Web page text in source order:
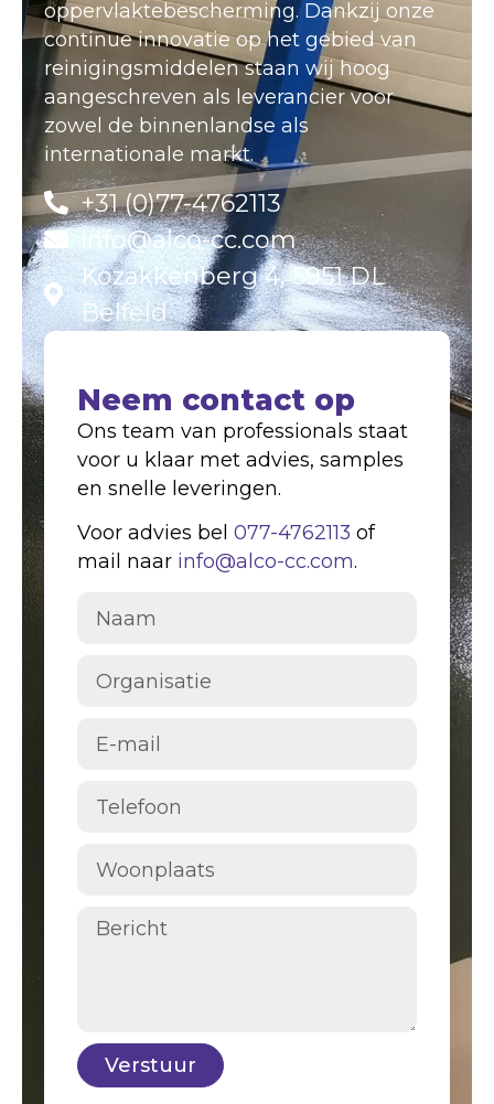
oppervlaktebescherming. Dankzij onze
continue innovatie op het gebied van
reinigingsmiddelen staan wij hoog
aangeschreven als leverancier voor
zowel de binnenlandse als
internationale markt.
+31 (0)77-4762113
info@alco-cc.com
Kozakkenberg 4, 5951 DL
Belfeld
Neem contact op
Ons team van professionals staat
voor u klaar met advies, samples
en snelle leveringen.
Voor advies bel 077-4762113 of
mail naar info@alco-cc.com.
Verstuur